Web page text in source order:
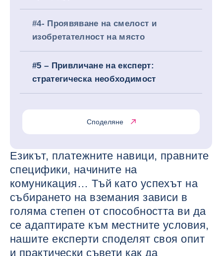
#4- Проявяване на смелост и
изобретателност на място
#5 – Привличане на експерт:
стратегическа необходимост
Споделяне
Езикът, платежните навици, правните
специфики, начините на
комуникация… Тъй като успехът на
събирането на вземания зависи в
голяма степен от способността ви да
се адаптирате към местните условия,
нашите експерти споделят своя опит
и практически съвети как да